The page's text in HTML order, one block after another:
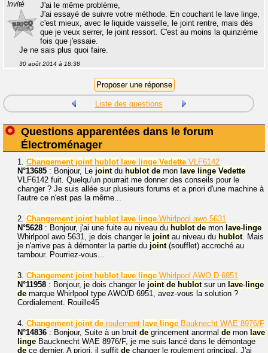
Invité
J'ai le même problème,
J'ai essayé de suivre votre méthode. En couchant le lave linge,
c'est mieux, avec le liquide vaisselle, le joint rentre, mais dès
que je veux serrer, le joint ressort. C'est au moins la quinzième
fois que j'essaie.
Je ne sais plus quoi faire.
30 août 2014 à 18:38
Liste des questions
Questions apparentées dans le forum
Électroménager
1. Changement joint hublot lave linge Vedette VLF6142
N°13685 : Bonjour, Le jointdu hublot de mon lave linge Vedette
VLF6142 fuit. Quelqu'un pourrait me donner des conseils pour le
changer ? Je suis allée sur plusieurs forums et a priori d'une machine à
l'autre ce n'est pas la même...
2. Changement joint hublot lave linge Whirlpool awo 5631
N°5628 : Bonjour, j'ai une fuite au niveau du hublot de mon lave- linge
Whirlpool awo 5631, je dois changer le jointau niveau du hublot. Mais
je n'arrive pas à démonter la partie du joint(soufflet) accroché au
tambour. Pourriez-vous...
3. Changement joint hublot lave linge Whirlpool AWO D 6951
N°11958 : Bonjour, je dois changer le joint de hublotsur un lave- linge
de marque Whirlpool type AWO/D 6951, avez-vous la solution ?
Cordialement. Rouille45
4. Changement joint de roulement lave linge Bauknecht WAE 8976/F
N°14836 : Bonjour, Suite à un bruit de grincement anormal de mon lave
linge Baucknecht WAE 8976/F, je me suis lancé dans le démontage
de ce dernier. A priori, il suffit de changer le roulement principal. J'ai